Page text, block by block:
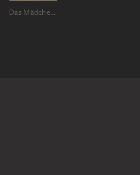
Das Mädchen am Fenster